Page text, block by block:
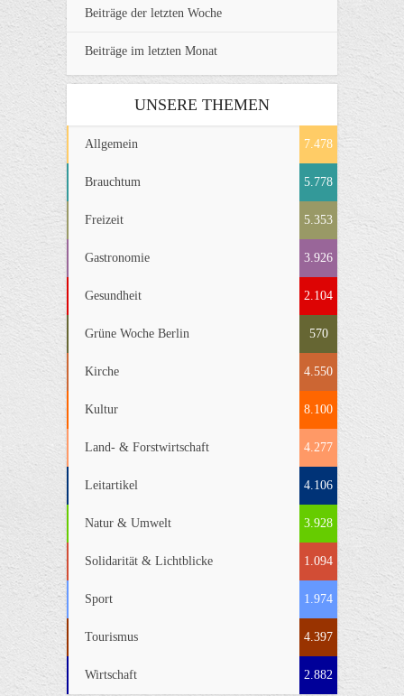
Beiträge der letzten Woche
Beiträge im letzten Monat
UNSERE THEMEN
Allgemein 7.478
Brauchtum 5.778
Freizeit 5.353
Gastronomie 3.926
Gesundheit 2.104
Grüne Woche Berlin 570
Kirche 4.550
Kultur 8.100
Land- & Forstwirtschaft 4.277
Leitartikel 4.106
Natur & Umwelt 3.928
Solidarität & Lichtblicke 1.094
Sport 1.974
Tourismus 4.397
Wirtschaft 2.882